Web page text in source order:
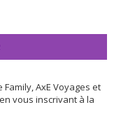
AxE Voyages et
vous inscrivant à la